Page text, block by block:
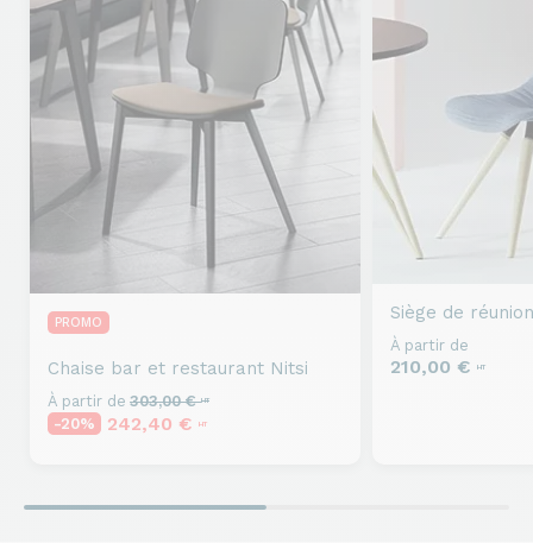
PROMO
Chaise bar et restaurant Nitsi
À partir de 303,00 €HT
-20% 242,40 € HT
Siège de réunion
À partir de
210,00 € HT